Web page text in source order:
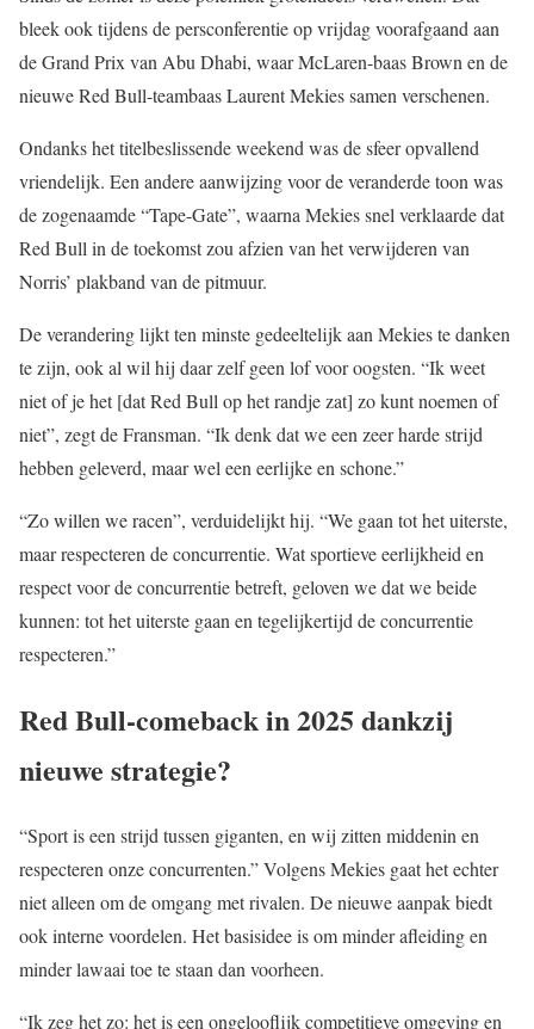
bleek ook tijdens de persconferentie op vrijdag voorafgaand aan
de Grand Prix van Abu Dhabi, waar McLaren-baas Brown en de
nieuwe Red Bull-teambaas Laurent Mekies samen verschenen.
Ondanks het titelbeslissende weekend was de sfeer opvallend
vriendelijk. Een andere aanwijzing voor de veranderde toon was
de zogenaamde “Tape-Gate”, waarna Mekies snel verklaarde dat
Red Bull in de toekomst zou afzien van het verwijderen van
Norris’ plakband van de pitmuur.
De verandering lijkt ten minste gedeeltelijk aan Mekies te danken
te zijn, ook al wil hij daar zelf geen lof voor oogsten. “Ik weet
niet of je het [dat Red Bull op het randje zat] zo kunt noemen of
niet”, zegt de Fransman. “Ik denk dat we een zeer harde strijd
hebben geleverd, maar wel een eerlijke en schone.”
“Zo willen we racen”, verduidelijkt hij. “We gaan tot het uiterste,
maar respecteren de concurrentie. Wat sportieve eerlijkheid en
respect voor de concurrentie betreft, geloven we dat we beide
kunnen: tot het uiterste gaan en tegelijkertijd de concurrentie
respecteren.”
Red Bull-comeback in 2025 dankzij
nieuwe strategie?
“Sport is een strijd tussen giganten, en wij zitten middenin en
respecteren onze concurrenten.” Volgens Mekies gaat het echter
niet alleen om de omgang met rivalen. De nieuwe aanpak biedt
ook interne voordelen. Het basisidee is om minder afleiding en
minder lawaai toe te staan dan voorheen.
“Ik zeg het zo: het is een ongelooflijk competitieve omgeving en